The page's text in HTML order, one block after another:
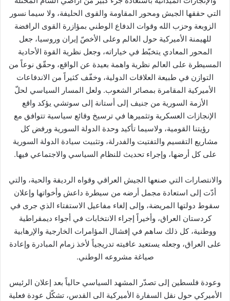
التي حققها الجيش ومحور المقاومة والقوى الحليفة، ولا سيما نسور
الزوبعة وحزب الله وقوات الدفاع الوطني بمؤازرة القوى الرافضة
للهيمنة الأميركية حول العالم وعلى الأخصّ إيران وروسيا، جعل
المحور المعادي يتخبّط في خياراته، وجعل نظرية القوة الأحادية
المسيطرة على العالم نظرية واهمة بعيدة عن الواقع، وحقّق نوعاً من
التوازن في طبيعة العلاقات الدولية، وخفّف كثيراً من الاندفاعات
الأميركية المقامرة بمصائر الشعوب. ولعل المسار السياسي لحلّ
الأزمة السورية من جنيف إلى أستانة إلى سوتشي يؤكد واقع
الإنجازات العسكرية وتثميرها في ترسيخ وقائع سياسية تتوافق مع
رؤيتنا القومية، ولاسيما تأكيد وحدة الدولة السورية ورفض كل
مشاريع التقسيم والتفتيت والفدرلة، وتثبيت سيادة الدولة السورية
على كل أرضها، وإجراء تحديث للنظام السياسي والاجتماعي فيها.
والانتصارات التي صنعها الجيش العراقي وقواه الرديفة والحية، والتي
أدّت إلى استعادة مجمل أرضه من سيطرة داعش وأخواتها وإعلان
سقوط دولتها المريضة، وإلى إلغاء مفاعيل الاستفتاء الذي جرى في
كردستان العراق، وأخيراً إجراء الانتخابات في أجواء ديمقراطية
ووطنية، كل ذلك ساهم في إفشال المؤامرات الخارجية والإرهابية
على العراق، وجعله يستعيد عافيته تدريجياً لأخذ زمام المبادرة وإعادة
صياغة مشروعه الوطني.
وعودة فلسطين إلى تصدّر المشهد السياسي حالياً بعد إعلان الرئيس
الأميركي حول نقل السفارة الأميركية الى القدس، تشكّل عودة فعلية